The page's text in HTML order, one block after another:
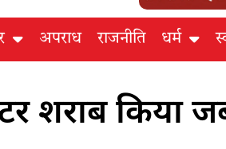
अपराध राजनीति धर्म
शराब किया